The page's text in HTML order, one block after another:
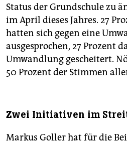
Status der Grundschule zu
im April dieses Jahres. 27
hatten sich gegen eine
ausgesprochen, 27 Prozent
Umwandlung gescheitert.
50 Prozent der Stimmen
Zwei Initiativen im
Markus Goller hat für die